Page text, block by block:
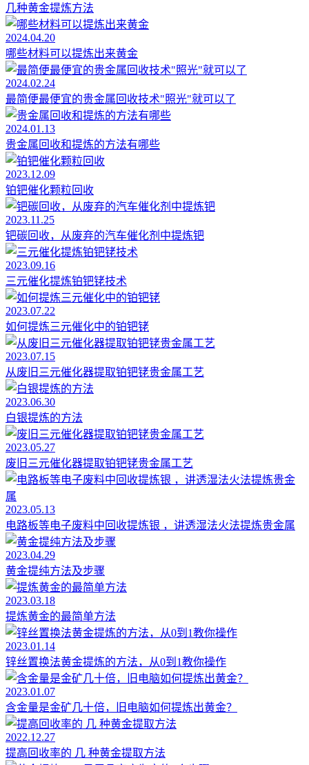
几种黄金提炼方法
2024.04.20
哪些材料可以提炼出来黄金
2024.02.24
最简便最便宜的贵金属回收技术"照光"就可以了
2024.01.13
贵金属回收和提炼的方法有哪些
2023.12.09
铂钯催化颗粒回收
2023.11.25
钯碳回收，从废弃的汽车催化剂中提炼钯
2023.09.16
三元催化提炼铂钯铑技术
2023.07.22
如何提炼三元催化中的铂钯铑
2023.07.15
从废旧三元催化器提取铂钯铑贵金属工艺
2023.06.30
白银提炼的方法
2023.05.27
废旧三元催化器提取铂钯铑贵金属工艺
2023.05.13
电路板等电子废料中回收提炼银 ，讲透湿法火法提炼贵金属
2023.04.29
黄金提纯方法及步骤
2023.03.18
提炼黄金的最简单方法
2023.01.14
锌丝置换法黄金提炼的方法，从0到1教你操作
2023.01.07
含金量是金矿几十倍，旧电脑如何提炼出黄金？
2022.12.27
提高回收率的 几 种黄金提取方法